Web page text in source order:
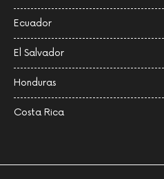
Ecuador
El Salvador
Honduras
Costa Rica